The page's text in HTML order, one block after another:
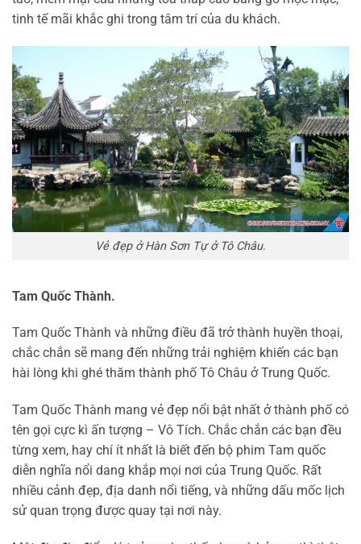
tinh tế mãi khắc ghi trong tâm trí của du khách.
Vẻ đẹp ở Hàn Sơn Tự ở Tô Châu.
Tam Quốc Thành.
Tam Quốc Thành và những điều đã trở thành huyền thoại,
chắc chắn sẽ mang đến những trải nghiệm khiến các bạn
hài lòng khi ghé thăm thành phố Tô Châu ở Trung Quốc.
Tam Quốc Thành mang vẻ đẹp nổi bật nhất ở thành phố có
tên gọi cực kì ấn tượng – Vô Tích. Chắc chắn các bạn đều
từng xem, hay chí ít nhất là biết đến bộ phim Tam quốc
diễn nghĩa nổi dang khắp mọi nơi của Trung Quốc. Rất
nhiều cảnh đẹp, địa danh nổi tiếng, và những dấu mốc lịch
sử quan trọng được quay tại nơi này.